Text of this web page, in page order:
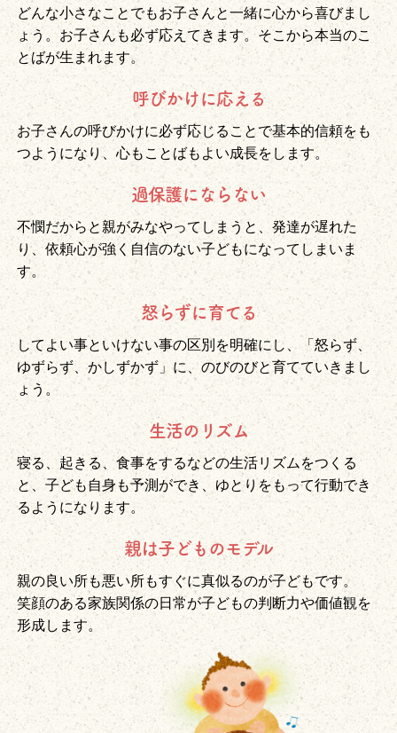
どんな小さなことでもお子さんと一緒に心から喜びまし
ょう。お子さんも必ず応えてきます。そこから本当のこ
とばが生まれます。
呼びかけに応える
お子さんの呼びかけに必ず応じることで基本的信頼をも
つようになり、心もことばもよい成長をします。
過保護にならない
不憫だからと親がみなやってしまうと、発達が遅れた
り、依頼心が強く自信のない子どもになってしまいま
す。
怒らずに育てる
してよい事といけない事の区別を明確にし、「怒らず、
ゆずらず、かしずかず」に、のびのびと育てていきまし
ょう。
生活のリズム
寝る、起きる、食事をするなどの生活リズムをつくる
と、子ども自身も予測ができ、ゆとりをもって行動でき
るようになります。
親は子どものモデル
親の良い所も悪い所もすぐに真似るのが子どもです。
笑顔のある家族関係の日常が子どもの判断力や価値観を
形成します。